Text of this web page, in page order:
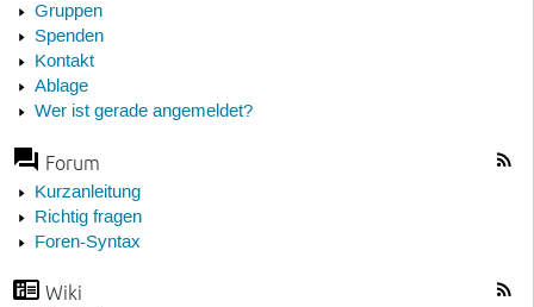
Gruppen
Spenden
Kontakt
Ablage
Wer ist gerade angemeldet?
Forum
Kurzanleitung
Richtig fragen
Foren-Syntax
Wiki